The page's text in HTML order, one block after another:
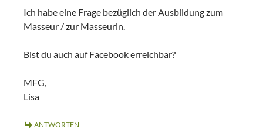
Ich habe eine Frage bezüglich der Ausbildung zum
Masseur / zur Masseurin.
Bist du auch auf Facebook erreichbar?
MFG,
Lisa
ANTWORTEN